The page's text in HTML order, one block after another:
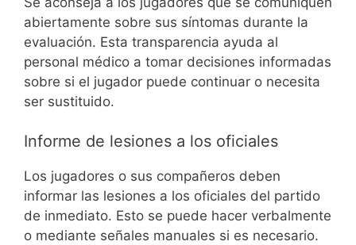
abiertamente sobre sus síntomas durante la
evaluación. Esta transparencia ayuda al
personal médico a tomar decisiones informadas
sobre si el jugador puede continuar o necesita
ser sustituido.
Informe de lesiones a los oficiales
Los jugadores o sus compañeros deben
informar las lesiones a los oficiales del partido
de inmediato. Esto se puede hacer verbalmente
o mediante señales manuales si es necesario.